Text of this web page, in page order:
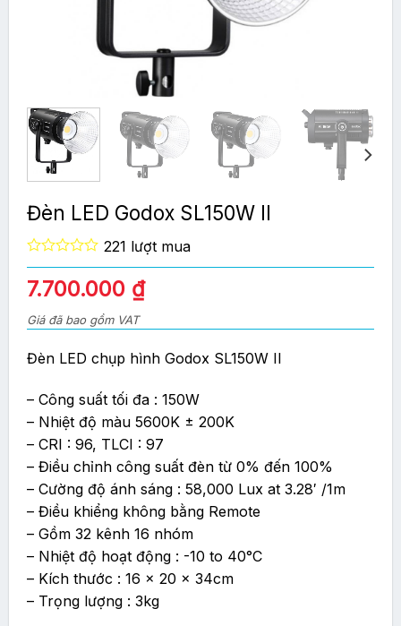
Đèn LED Godox SL150W II
0
out
of
221 lượt mua
7.700.000 ₫
Giá đã bao gồm VAT
Đèn LED chụp hình Godox SL150W II
– Công suất tối đa : 150W
– Nhiệt độ màu 5600K ± 200K
– CRI : 96, TLCI : 97
– Điều chỉnh công suất đèn từ 0% đến 100%
– Cường độ ánh sáng : 58,000 Lux at 3.28′ /1m
– Điều khiểng không bằng Remote
– Gồm 32 kênh 16 nhóm
– Nhiệt độ hoạt động : -10 to 40°C
– Kích thước : 16 x 20 x 34cm
– Trọng lượng : 3kg